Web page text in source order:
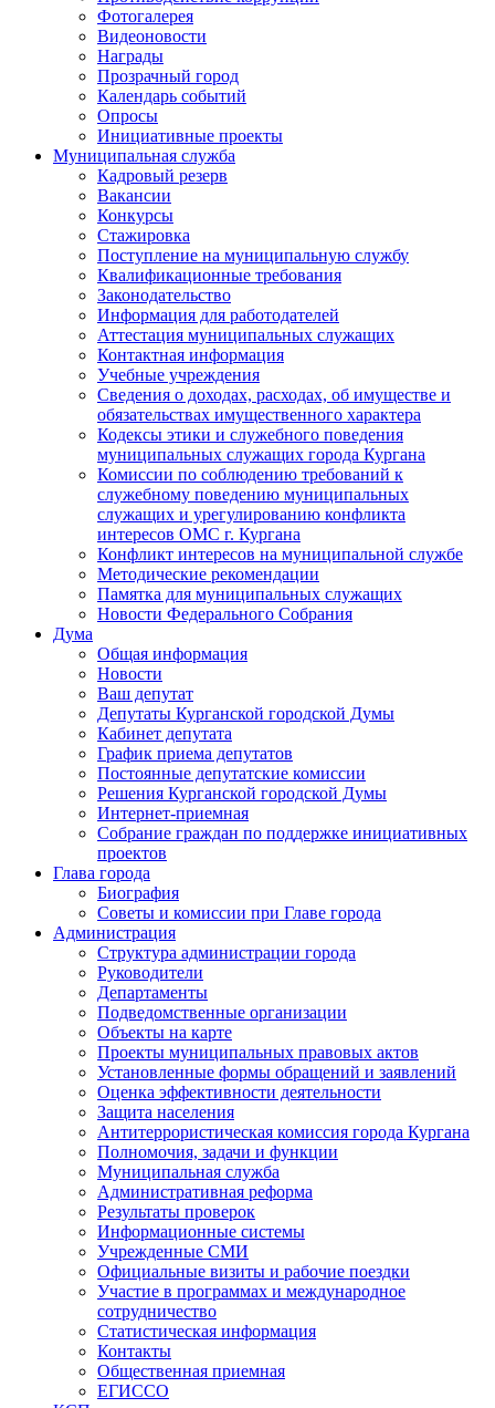
Фотогалерея
Видеоновости
Награды
Прозрачный город
Календарь событий
Опросы
Инициативные проекты
Муниципальная служба
Кадровый резерв
Вакансии
Конкурсы
Стажировка
Поступление на муниципальную службу
Квалификационные требования
Законодательство
Информация для работодателей
Аттестация муниципальных служащих
Контактная информация
Учебные учреждения
Сведения о доходах, расходах, об имуществе и
обязательствах имущественного характера
Кодексы этики и служебного поведения
муниципальных служащих города Кургана
Комиссии по соблюдению требований к
служебному поведению муниципальных
служащих и урегулированию конфликта
интересов ОМС г. Кургана
Конфликт интересов на муниципальной службе
Методические рекомендации
Памятка для муниципальных служащих
Новости Федерального Cобрания
Дума
Общая информация
Новости
Ваш депутат
Депутаты Курганской городской Думы
Кабинет депутата
График приема депутатов
Постоянные депутатские комиссии
Решения Курганской городской Думы
Интернет-приемная
Собрание граждан по поддержке инициативных
проектов
Глава города
Биография
Советы и комиссии при Главе города
Администрация
Структура администрации города
Руководители
Департаменты
Подведомственные организации
Объекты на карте
Проекты муниципальных правовых актов
Установленные формы обращений и заявлений
Оценка эффективности деятельности
Защита населения
Антитеррористическая комиссия города Кургана
Полномочия, задачи и функции
Муниципальная служба
Административная реформа
Результаты проверок
Информационные системы
Учрежденные СМИ
Официальные визиты и рабочие поездки
Участие в программах и международное
сотрудничество
Статистическая информация
Контакты
Общественная приемная
ЕГИССО